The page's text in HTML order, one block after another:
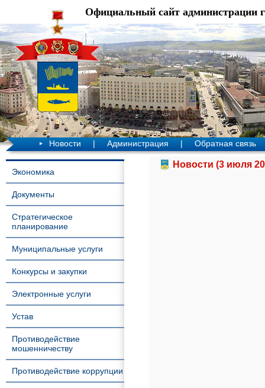
Официальный сайт администрации
Новости | Администрация | Обратная связь
Экономика
Документы
Стратегическое
планирование
Муниципальные услуги
Конкурсы и закупки
Электронные услуги
Устав
Противодействие
мошенничеству
Противодействие коррупции
Новости (3 июля